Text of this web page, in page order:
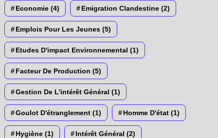
Economie(4) Emigration Clandestine(2)
Emplois Pour Les Jeunes(5)
Etudes D'impact Environnemental (1)
Facteur De Production (5)
Gestion De L'intérêt Général (1)
Goulot D'étranglement(1) Homme D'état(1)
Hygiène(1) Intérêt Général (2)